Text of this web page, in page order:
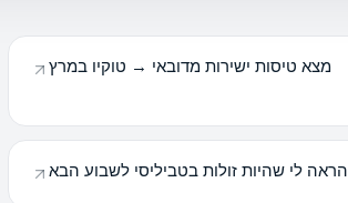
מצא טיסות ישירות מדובאי → טוקיו במרץ
הראה לי שהיות זולות בטביליסי לשבוע הבא